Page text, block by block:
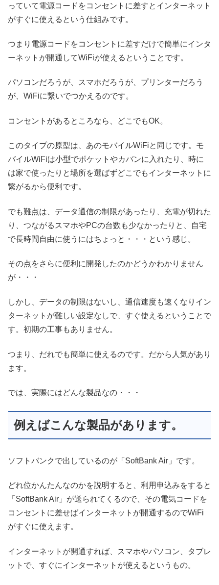
っていて電源コードをコンセントに差すとインターネット
がすぐに使えるという仕組みです。
つまり電源コードをコンセントに差すだけで簡単にインタ
ーネットが開通してWiFiが使えるということです。
パソコンだろうが、スマホだろうが、プリンターだろう
が、WiFiに繋いでつかえるのです。
コンセントがあるところなら、どこでもOK。
このタイプの原型は、あのモバイルWiFiと同じです。モ
バイルWiFiは小型でポケットやカバンに入れたり、時に
は家で使ったりと場所を選ばずどこでもインターネットに
繋がるから便利です。
でも難点は、データ通信の制限があったり、充電が切れた
り、つながるスマホやPCの台数も少なかったりと、自宅
で長時間自由に使うにはちょっと・・・という感じ。
その点をさらに便利に開発したのかどうかわかりません
が・・・
しかし、データの制限はないし、通信速度も速くなりイン
ターネットが難しい設定なしで、すぐ使えるということで
す。初期の工事もありません。
つまり、だれでも簡単に使えるのです。だから人気があり
ます。
では、実際にはどんな製品なの・・・
例えばこんな製品があります。
ソフトバンクで出しているのが「SoftBank Air」です。
どれ位かんたんなのかを説明すると、利用申込みをすると
「SoftBank Air」が送られてくるので、その電気コードを
コンセントに差せばインターネットが開通するのでWiFi
がすぐに使えます。
インターネットが開通すれば、スマホやパソコン、タブレ
ットで、すぐにインターネットが使えるというもの。